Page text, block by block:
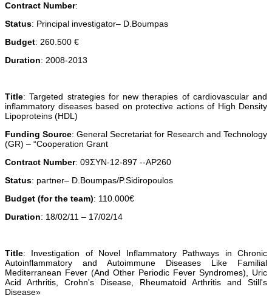
Contract Number:
Status: Principal investigator– D.Boumpas
Budget: 260.500 €
Duration: 2008-2013
Title: Targeted strategies for new therapies of cardiovascular and
inflammatory diseases based on protective actions of High Density
Lipoproteins (HDL)
Funding Source: General Secretariat for Research and Technology
(GR) – “Cooperation Grant
Contract Number: 09ΣΥΝ-12-897 -‐AP260
Status: partner– D.Boumpas/P.Sidiropoulos
Budget (for the team): 110.000€
Duration: 18/02/11 – 17/02/14
Title: Investigation of Novel Inflammatory Pathways in Chronic
Autoinflammatory and Autoimmune Diseases Like Familial
Mediterranean Fever (And Other Periodic Fever Syndromes), Uric
Acid Arthritis, Crohn's Disease, Rheumatoid Arthritis and Still's
Disease»